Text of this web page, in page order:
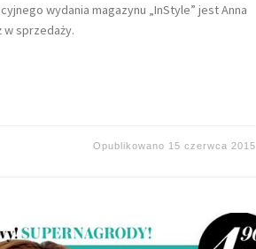
wydania magazynu „InStyle” jest Anna
w sprzedaży.
Opublikowano 15 czerwca 2015